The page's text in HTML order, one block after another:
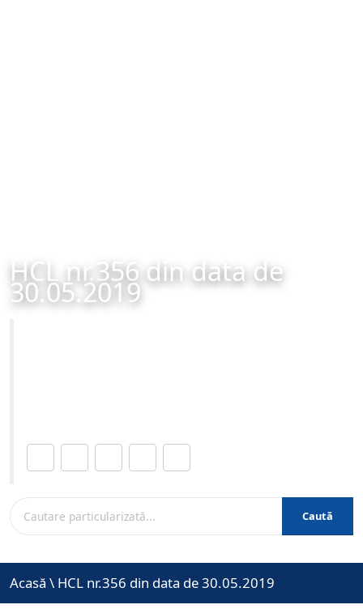
HCL nr.356 din data de
30.05.2019
Caută
Acasă \ HCL nr.356 din data de 30.05.2019